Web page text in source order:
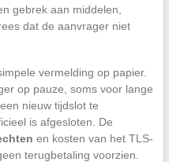
gebrek aan middelen,
dat de aanvrager niet
vermelding op papier.
op pauze, soms voor lange
nieuw tijdslot te
is afgesloten. De
en kosten van het TLS-
terugbetaling voorzien.